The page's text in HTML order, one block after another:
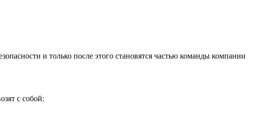
и только после этого становятся частью команды компании
с собой: